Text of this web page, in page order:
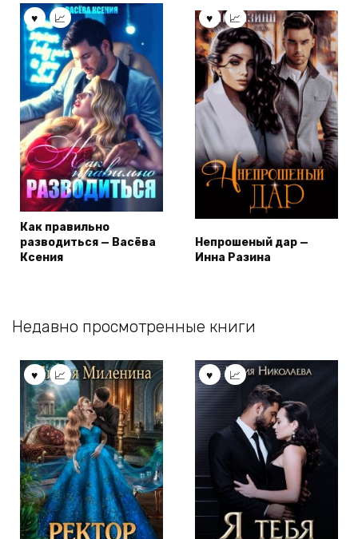
Как правильно
разводиться — Васёва
Ксения
Непрошеный дар —
Инна Разина
Недавно просмотренные книги